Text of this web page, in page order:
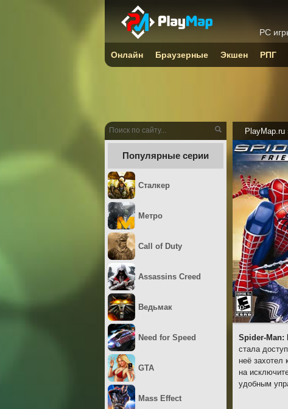
PlayMap.ru
Spider-Man:
стала
неё захотел
на
удобным
Популярные серии
Сталкер
Метро
Call of Duty
Assassins Creed
Ведьмак
Need for Speed
GTA
Mass Effect
PC
Онлайн Браузерные Экшен РПГ